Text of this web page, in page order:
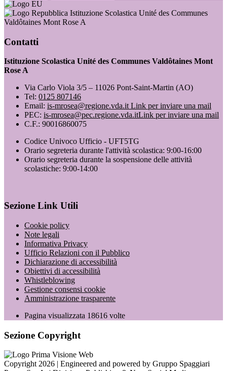
Istituzione Scolastica Unité des Communes
Valdôtaines Mont Rose A
Contatti
Istituzione Scolastica Unité des Communes Valdôtaines Mont
Rose A
Via Carlo Viola 3/5 – 11026 Pont-Saint-Martin (AO)
Tel: 0125 807146
Email: is-mrosea@regione.vda.it Link per inviare una mail
PEC: is-mrosea@pec.regione.vda.itLink per inviare una mail
C.F.: 90016860075
Codice Univoco Ufficio - UFT5TG
Orario segreteria durante l'attività scolastica: 9:00-16:00
Orario segreteria durante la sospensione delle attività
scolastiche: 9:00-14:00
Sezione Link Utili
Cookie policy
Note legali
Informativa Privacy
Ufficio Relazioni con il Pubblico
Dichiarazione di accessibilità
Obiettivi di accessibilità
Whistleblowing
Gestione consensi cookie
Amministrazione trasparente
Pagina visualizzata 18616 volte
Sezione Copyright
Copyright 2026 | Engineered and powered by Gruppo Spaggiari